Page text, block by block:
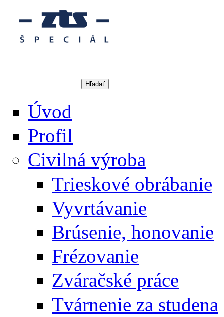
Skočiť na hlavný obsah
Úvod
Profil
Civilná výroba
Trieskové obrábanie
Vyvrtávanie
Brúsenie, honovanie
Frézovanie
Zváračské práce
Tvárnenie za studena